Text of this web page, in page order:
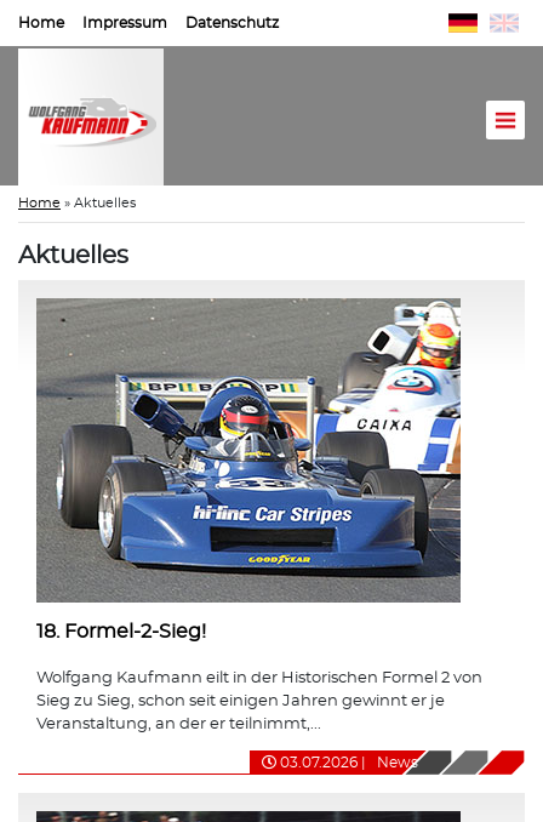
Home Impressum Datenschutz
Home » Aktuelles
Aktuelles
18. Formel-2-Sieg!
Wolfgang Kaufmann eilt in der Historischen Formel 2 von
Sieg zu Sieg, schon seit einigen Jahren gewinnt er je
Veranstaltung, an der er teilnimmt,...
03.07.2026 News